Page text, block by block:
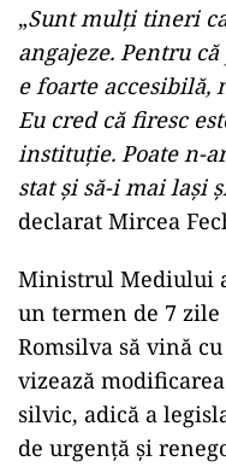
„Sunt mulți tineri
angajeze. Pentru
e foarte
Eu cred că firesc
instituție. Poate n-
stat și să-i mai lași
declarat Mircea
Ministrul Mediului
un termen de 7
Romsilva să vină
vizează
silvic, adică a
de urgență și